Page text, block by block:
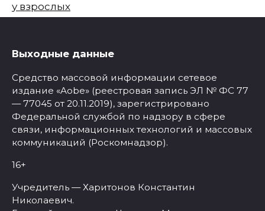
у взрослых
Выходные данные
Средство массовой информации сетевое
издание «Aobe» (реестровая запись ЭЛ № ФС 77
— 77045 от 20.11.2019), зарегистрировано
Федеральной службой по надзору в сфере
связи, информационных технологий и массовых
коммуникаций (Роскомнадзор).
16+
Учредитель — Харитонов Константин
Николаевич.